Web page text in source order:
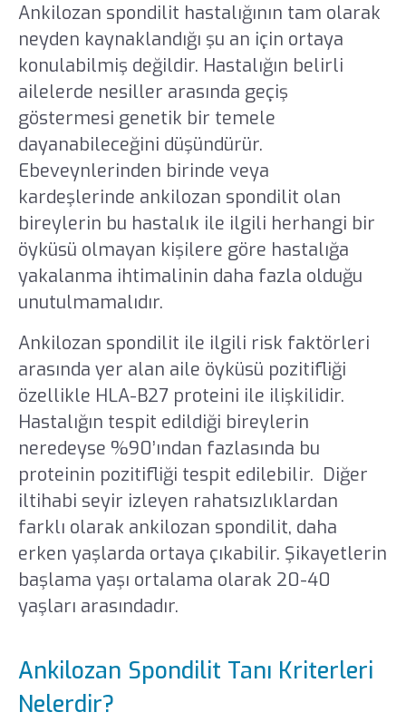
Ankilozan spondilit hastalığının tam olarak
neyden kaynaklandığı şu an için ortaya
konulabilmiş değildir. Hastalığın belirli
ailelerde nesiller arasında geçiş
göstermesi genetik bir temele
dayanabileceğini düşündürür.
Ebeveynlerinden birinde veya
kardeşlerinde ankilozan spondilit olan
bireylerin bu hastalık ile ilgili herhangi bir
öyküsü olmayan kişilere göre hastalığa
yakalanma ihtimalinin daha fazla olduğu
unutulmamalıdır.
Ankilozan spondilit ile ilgili risk faktörleri
arasında yer alan aile öyküsü pozitifliği
özellikle HLA-B27 proteini ile ilişkilidir.
Hastalığın tespit edildiği bireylerin
neredeyse %90’ından fazlasında bu
proteinin pozitifliği tespit edilebilir. Diğer
iltihabi seyir izleyen rahatsızlıklardan
farklı olarak ankilozan spondilit, daha
erken yaşlarda ortaya çıkabilir. Şikayetlerin
başlama yaşı ortalama olarak 20-40
yaşları arasındadır.
Ankilozan Spondilit Tanı Kriterleri
Nelerdir?